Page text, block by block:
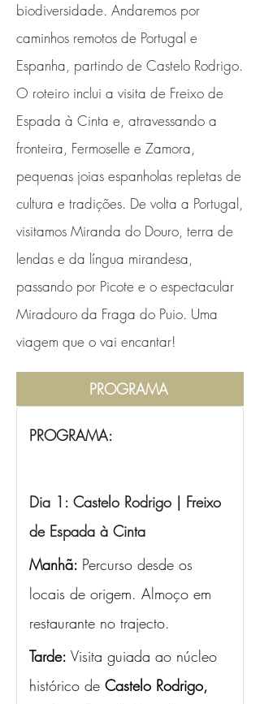
biodiversidade. Andaremos por
caminhos remotos de Portugal e
Espanha, partindo de Castelo Rodrigo.
O roteiro inclui a visita de Freixo de
Espada à Cinta e, atravessando a
fronteira, Fermoselle e Zamora,
pequenas joias espanholas repletas de
cultura e tradições. De volta a Portugal,
visitamos Miranda do Douro, terra de
lendas e da língua mirandesa,
passando por Picote e o espectacular
Miradouro da Fraga do Puio. Uma
viagem que o vai encantar!
PROGRAMA
PROGRAMA:
Dia 1: Castelo Rodrigo | Freixo
de Espada à Cinta
Manhã: Percurso desde os
locais de origem. Almoço em
restaurante no trajecto.
Tarde: Visita guiada ao núcleo
histórico de Castelo Rodrigo,